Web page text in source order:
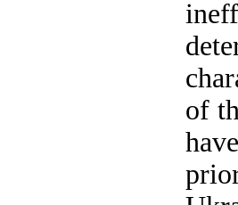
of